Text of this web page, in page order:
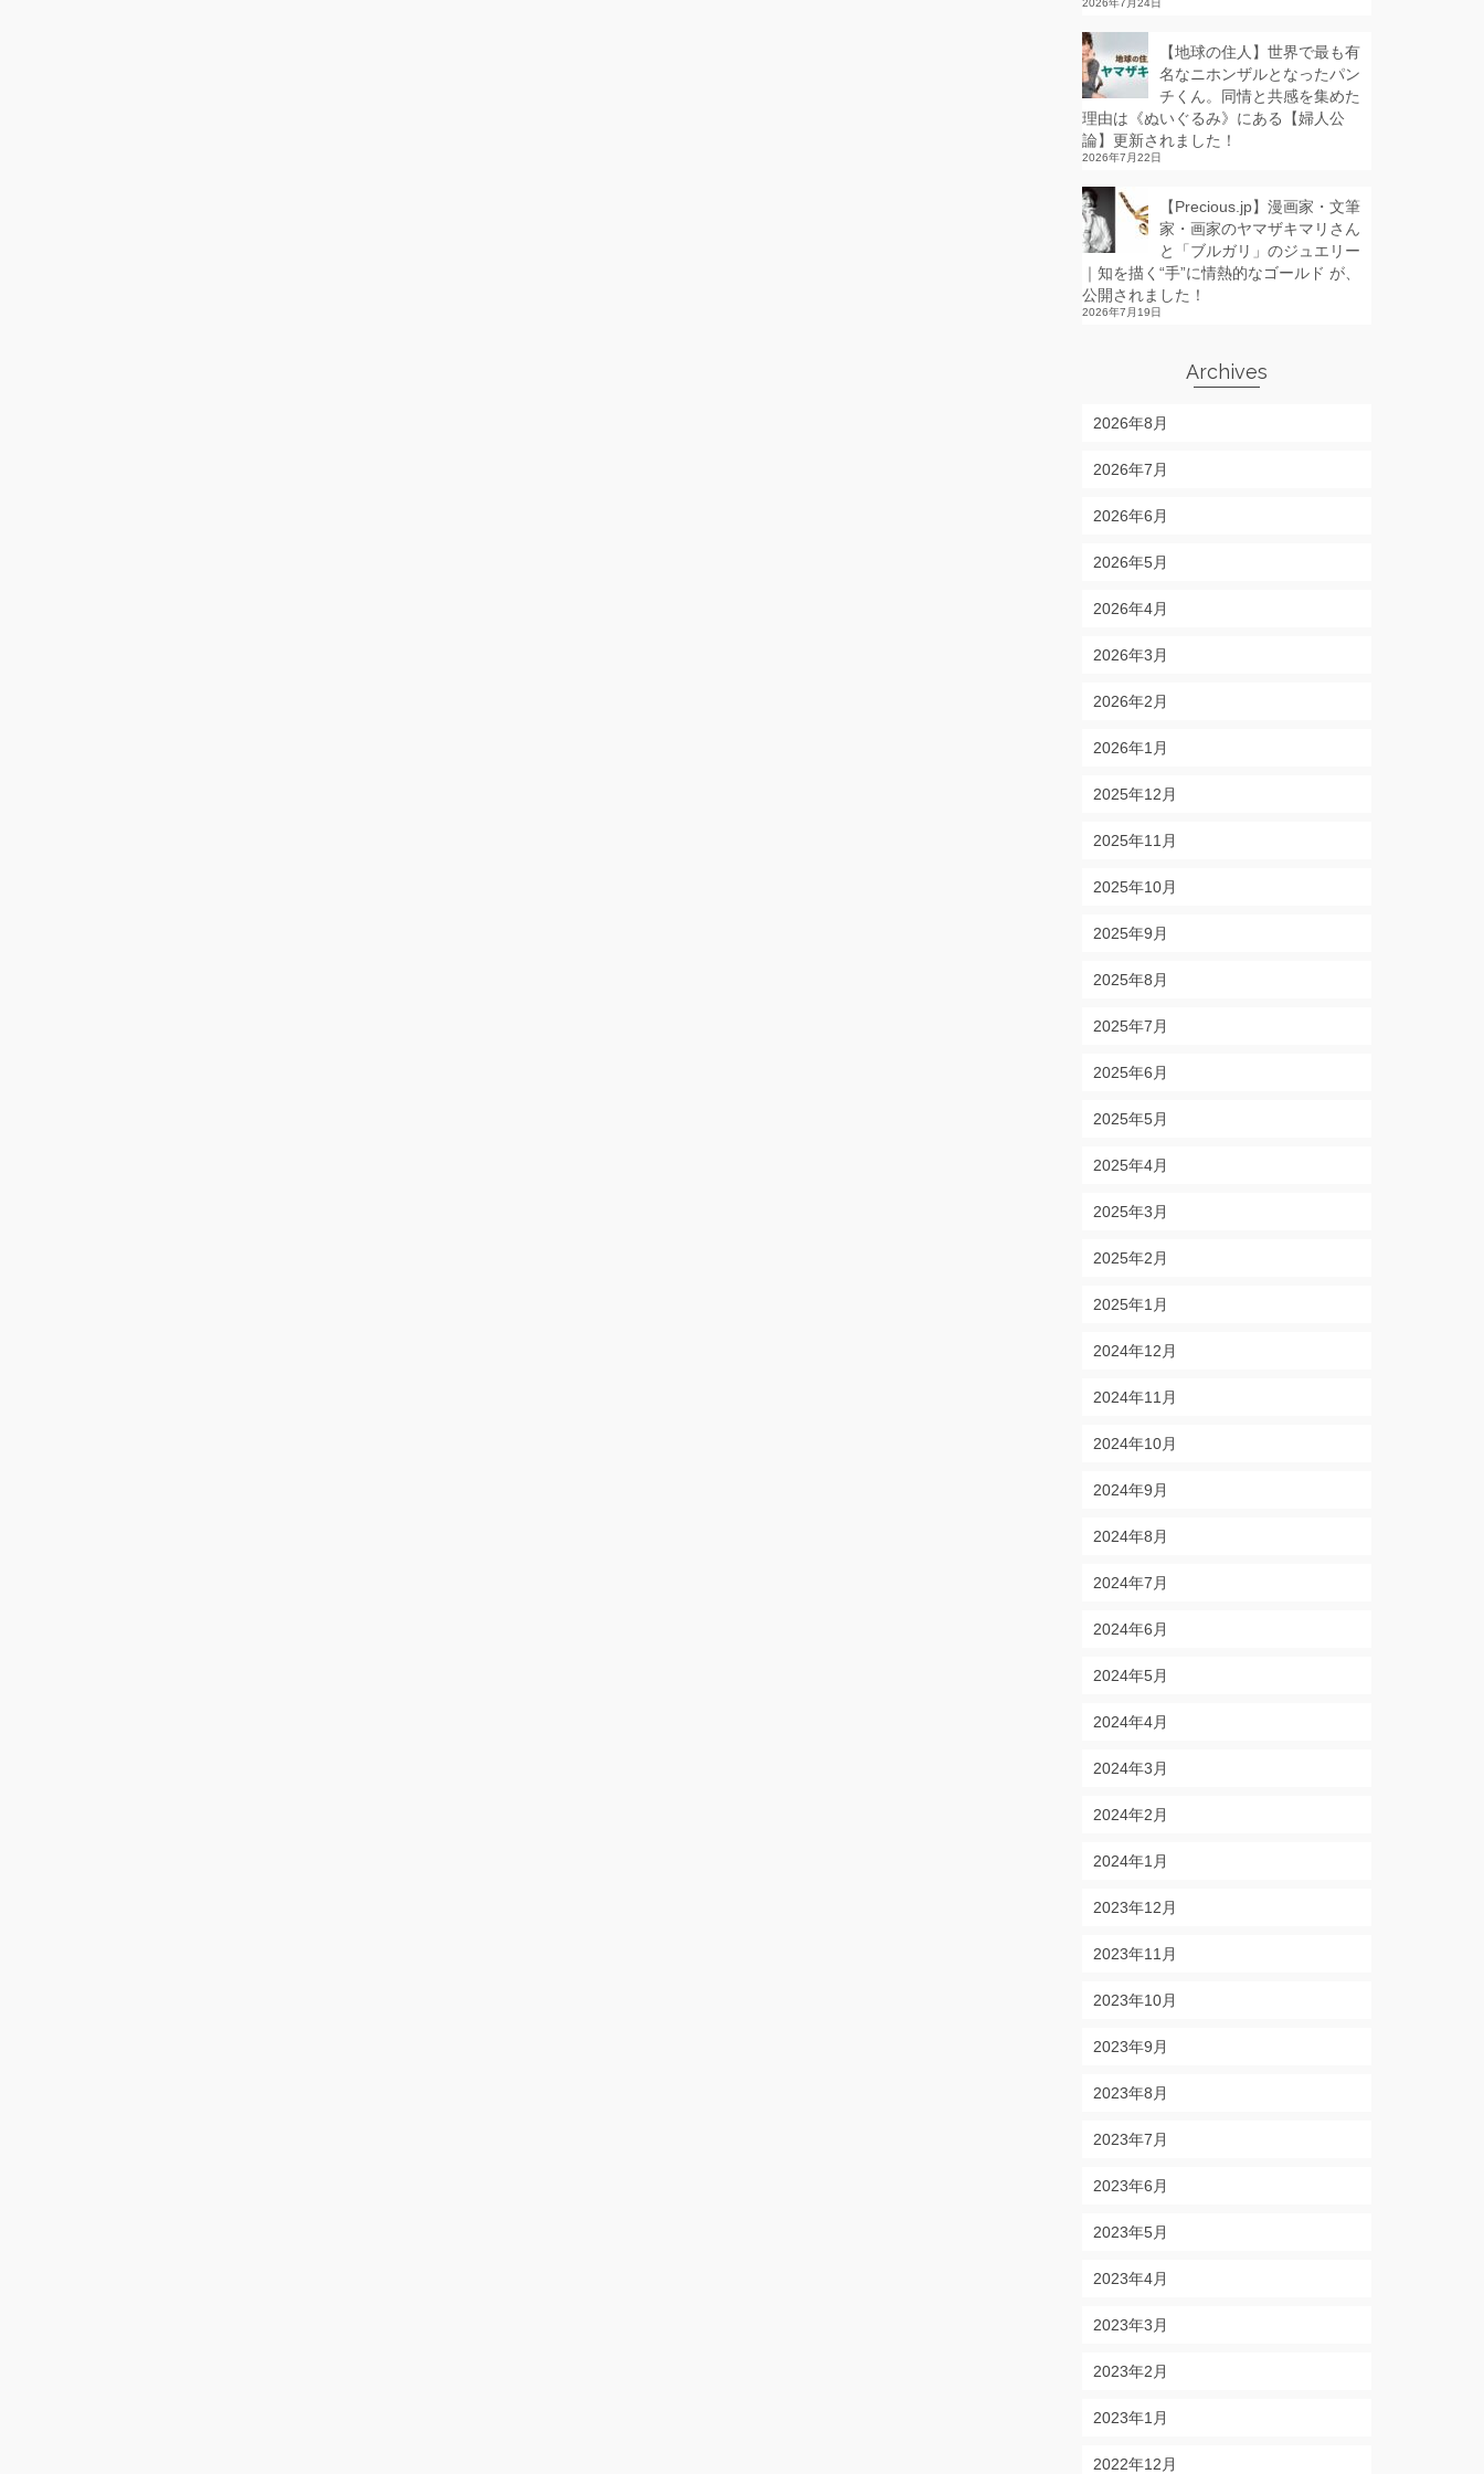
2026年7月24日
【地球の住人】世界で最も有
名なニホンザルとなったパン
チくん。同情と共感を集めた
理由は《ぬいぐるみ》にある【婦人公
論】更新されました！
2026年7月22日
【Precious.jp】漫画家・文筆
家・画家のヤマザキマリさん
と「ブルガリ」のジュエリー
｜知を描く“手”に情熱的なゴールド が、
公開されました！
2026年7月19日
Archives
2026年8月
2026年7月
2026年6月
2026年5月
2026年4月
2026年3月
2026年2月
2026年1月
2025年12月
2025年11月
2025年10月
2025年9月
2025年8月
2025年7月
2025年6月
2025年5月
2025年4月
2025年3月
2025年2月
2025年1月
2024年12月
2024年11月
2024年10月
2024年9月
2024年8月
2024年7月
2024年6月
2024年5月
2024年4月
2024年3月
2024年2月
2024年1月
2023年12月
2023年11月
2023年10月
2023年9月
2023年8月
2023年7月
2023年6月
2023年5月
2023年4月
2023年3月
2023年2月
2023年1月
2022年12月